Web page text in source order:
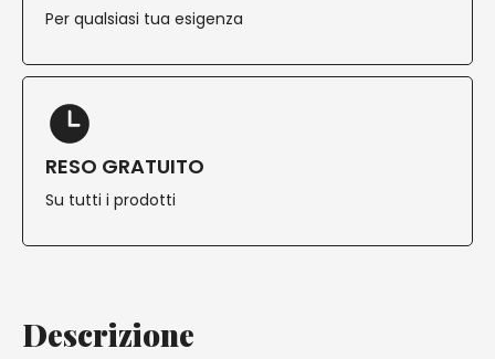
Per qualsiasi tua esigenza
RESO GRATUITO
Su tutti i prodotti
Descrizione